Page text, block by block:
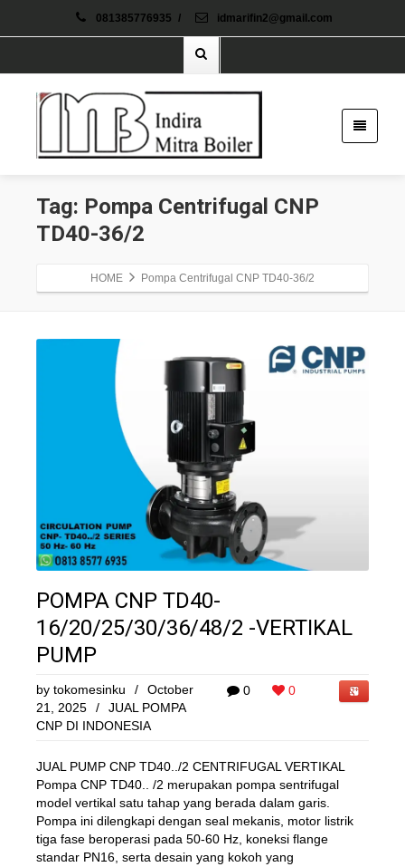
081385776935 / idmarifin2@gmail.com
Tag: Pompa Centrifugal CNP
TD40-36/2
HOME Pompa Centrifugal CNP TD40-36/2
POMPA CNP TD40-
16/20/25/30/36/48/2 -VERTIKAL
PUMP
0 0
by tokomesinku /
October
21, 2025
/
JUAL POMPA
CNP DI INDONESIA
JUAL PUMP CNP TD40../2 CENTRIFUGAL VERTIKAL
Pompa CNP TD40.. /2 merupakan pompa sentrifugal
model vertikal satu tahap yang berada dalam garis.
Pompa ini dilengkapi dengan seal mekanis, motor listrik
tiga fase beroperasi pada 50-60 Hz, koneksi flange
standar PN16, serta desain yang kokoh yang